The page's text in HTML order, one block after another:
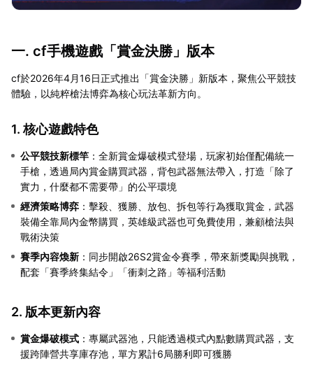
一. cf手機遊戲「賞金決勝」版本
cf於2026年4月16日正式推出「賞金決勝」新版本，聚焦公平競技
體驗，以純粹槍法博弈為核心玩法革新方向。
1. 核心遊戲特色
公平競技新標竿 ：全新賞金爆破模式登場，玩家初始僅配備統一
手槍，透過局內賞金購買武器，背包武器無法帶入，打造「除了
實力，什麼都不需要帶」的公平環境
經濟策略博弈 ：擊殺、獲勝、放包、拆包等行為獲取賞金，武器
裝備全靠局內金幣購買，英雄級武器也可免費使用，兼顧槍法與
戰術決策
賽季內容煥新 ：同步開啟26S2賞金令賽季，帶來新獎勵與挑戰，
配套「賽季終集結令」「衝刺之路」等福利活動
2. 版本更新內容
賞金爆破模式 ：專屬武器池，只能透過模式內點數購買武器，支
援跨陣營共享庫存池，單方累計6局勝利即可獲勝